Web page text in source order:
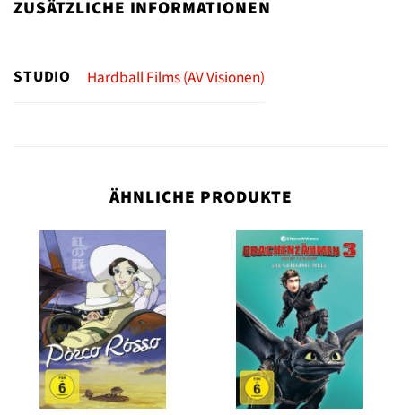
ZUSÄTZLICHE INFORMATIONEN
STUDIO Hardball Films (AV Visionen)
ÄHNLICHE PRODUKTE